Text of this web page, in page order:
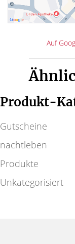
Auf
Produkt-
Gutscheine
nachtleben
Produkte
Unkategorisiert